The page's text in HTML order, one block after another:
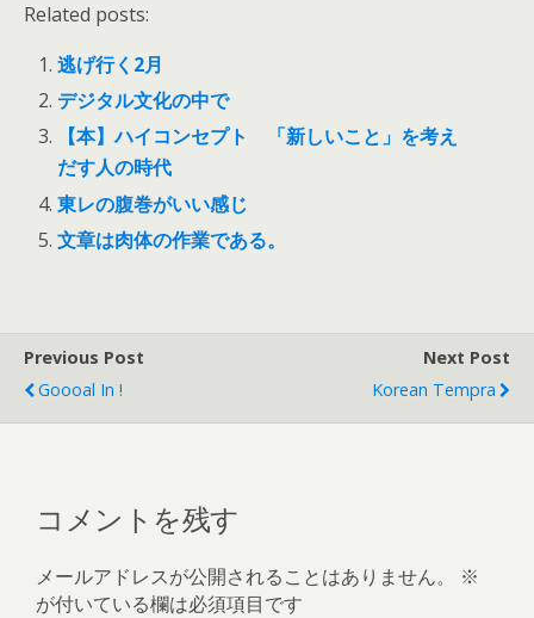
Related posts:
逃げ行く2月
デジタル文化の中で
【本】ハイコンセプト 「新しいこと」を考え
だす人の時代
東レの腹巻がいい感じ
文章は肉体の作業である。
Previous Post
Goooal In !
Next Post
Korean Tempra
コメントを残す
メールアドレスが公開されることはありません。
※
が付いている欄は必須項目です